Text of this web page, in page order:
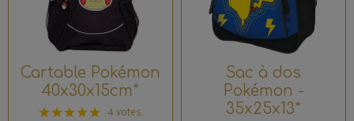
Cartable Pokémon
40x30x15cm*
4 votes.
Sac à dos
Pokémon -
35x25x13*